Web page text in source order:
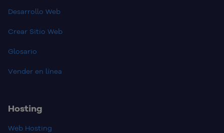
Desarrollo Web
Crear Sitio Web
Glosario
Vender en línea
Hosting
Web Hosting